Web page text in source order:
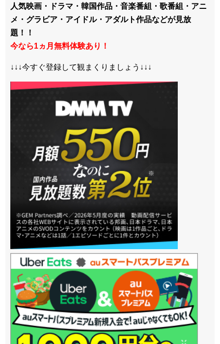
人気映画・ドラマ・韓国作品・音楽番組・歌番組・アニ
メ・グラビア・アイドル・アダルト作品などが見放
題！！
今なら1ヵ月無料体験あり！
↓↓↓今すぐ登録して観まくりましょう↓↓↓